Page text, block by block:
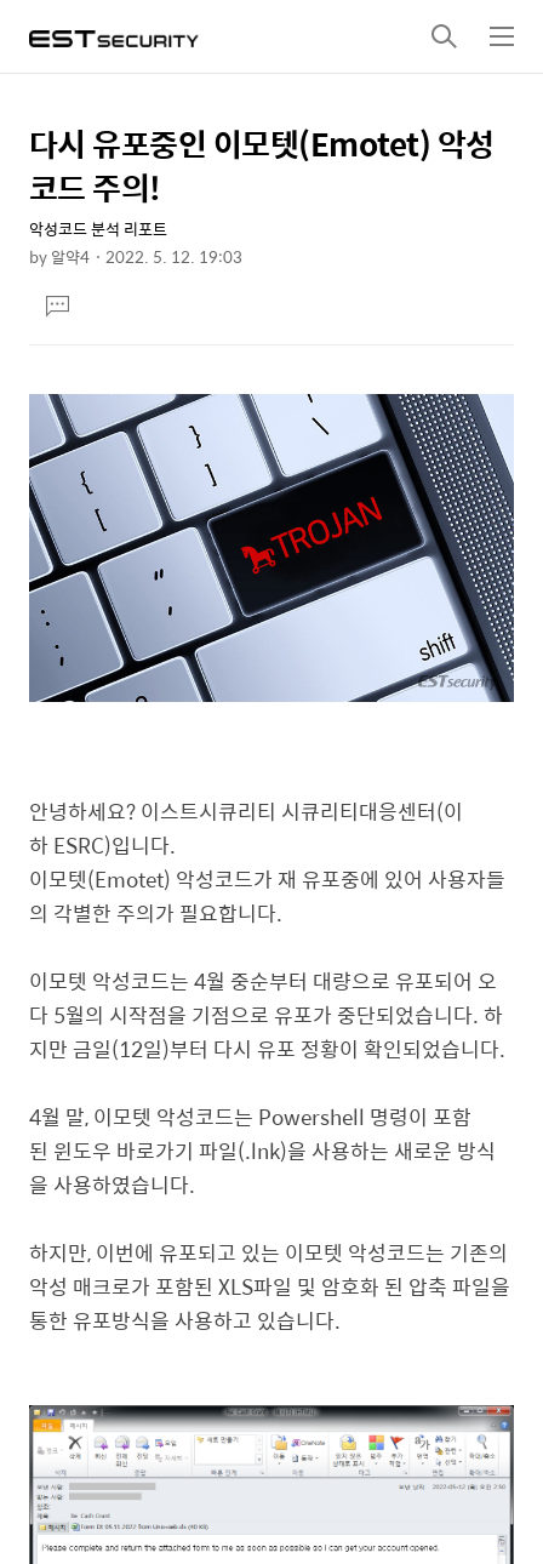
검
색
메
뉴
상
세
컨
텐
본
제
목
다시 유포중인 이모텟(Emotet) 악성
코드 주의!
악성코드 분석 리포트
by알약4 2022. 5. 12. 19:03
문댓
글
안녕하세요? 이스트시큐리티 시큐리티대응센터(이
하 ESRC)입니다.
이모텟(Emotet) 악성코드가 재 유포중에 있어 사용자들
의 각별한 주의가 필요합니다.
이모텟 악성코드는 4월 중순부터 대량으로 유포되어 오
다 5월의 시작점을 기점으로 유포가 중단되었습니다. 하
지만 금일(12일)부터 다시 유포 정황이 확인되었습니다.
4월 말, 이모텟 악성코드는 Powershell 명령이 포함
된 윈도우 바로가기 파일(.lnk)을 사용하는 새로운 방식
을 사용하였습니다.
하지만, 이번에 유포되고 있는 이모텟 악성코드는 기존의
악성 매크로가 포함된 XLS파일 및 암호화 된 압축 파일을
통한 유포방식을 사용하고 있습니다.